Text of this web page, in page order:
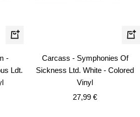
In
Warenkorb
-
Ldt.
In
Carcass - Symphonies Of
Sickness Ltd. White - Colored
Vinyl
Angebotspreis
27,99 €